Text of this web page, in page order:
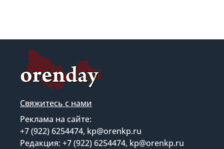
Свяжитесь с нами
Реклама на сайте:
+7 (922) 6254474, kp@orenkp.ru
Редакция: +7 (922) 6254474, kp@orenkp.ru